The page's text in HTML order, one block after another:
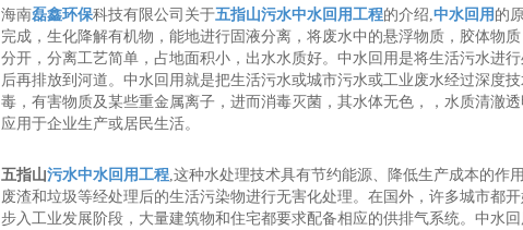
海南磊鑫环保科技有限公司关于五指山污水中水回用工程的介绍,中水回用 的
完成，生化降解有机物，能地进行固液分离，将废水中的悬浮物质，胶体物
分开，分离工艺简单，占地面积小，出水水质好。中水回用是将生活污水进
后再排放到河道。中水回用就是把生活污水或城市污水或工业废水经过深度
毒，有害物质及某些重金属离子，进而消毒灭菌，其水体无色，，水质清澈
应用于企业生产或居民生活。
五指山污水中水回用工程,这种水处理技术具有节约能源、降低生产成本的作
废渣和垃圾等经处理后的生活污染物进行无害化处理。在国外，许多城市都
步入工业发展阶段，大量建筑物和住宅都要求配备相应的供排气系统。中水